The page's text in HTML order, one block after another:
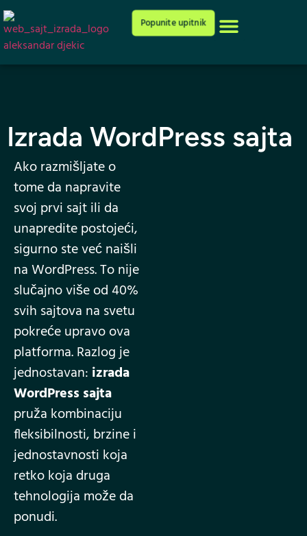
Popunite upitnik
Izrada WordPress sajta
Ako razmišljate o
tome da napravite
svoj prvi sajt ili da
unapredite postojeći,
sigurno ste već naišli
na WordPress. To nije
slučajno više od 40%
svih sajtova na svetu
pokreće upravo ova
platforma. Razlog je
jednostavan: izrada
WordPress sajta
pruža kombinaciju
fleksibilnosti, brzine i
jednostavnosti koja
retko koja druga
tehnologija može da
ponudi.